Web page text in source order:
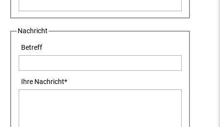
Nachricht
Betreff
Ihre Nachricht*